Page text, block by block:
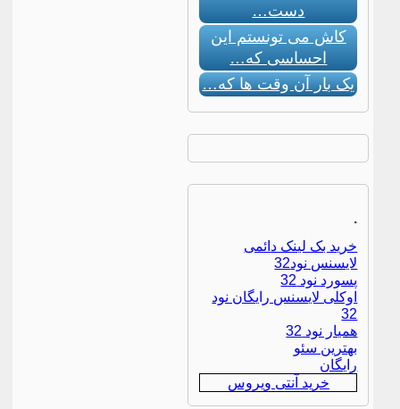
دست…
کاش می تونستم این
احساسی که…
یک بار آن وقت ها که…
.
خرید بک لینک دائمی
لایسنس نود32
پسورد نود 32
اوکلی لایسنس رایگان نود
32
همیار نود 32
بهترین سئو
رایگان
خرید آنتی ویروس